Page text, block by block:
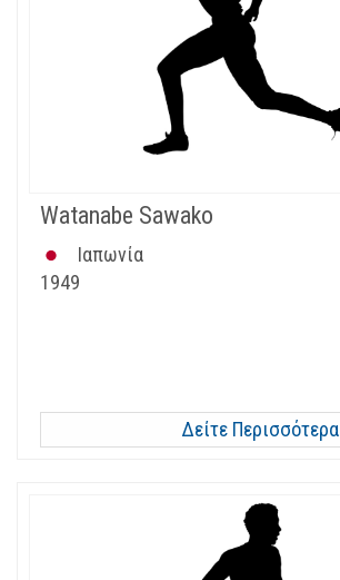
Watanabe Sawako
Ιαπωνία
1949
Δείτε Περισσότερα